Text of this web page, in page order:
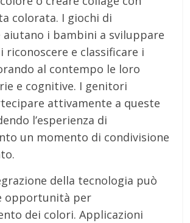
colorata. I giochi di
aiutano i bambini a sviluppare
riconoscere e classificare i
al contempo le loro
e cognitive. I genitori
attivamente a queste
l’esperienza di
un momento di condivisione
della tecnologia può
opportunità per
dei colori. Applicazioni